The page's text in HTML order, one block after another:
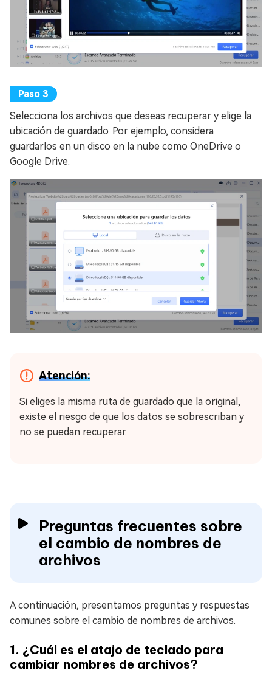
Selecciona los archivos que deseas recuperar y elige la
ubicación de guardado. Por ejemplo, considera
guardarlos en un disco en la nube como OneDrive o
Google Drive.
Atención:
Si eliges la misma ruta de guardado que la original,
existe el riesgo de que los datos se sobrescriban y
no se puedan recuperar.
Preguntas frecuentes sobre
el cambio de nombres de
archivos
A continuación, presentamos preguntas y respuestas
comunes sobre el cambio de nombres de archivos.
1. ¿Cuál es el atajo de teclado para
cambiar nombres de archivos?